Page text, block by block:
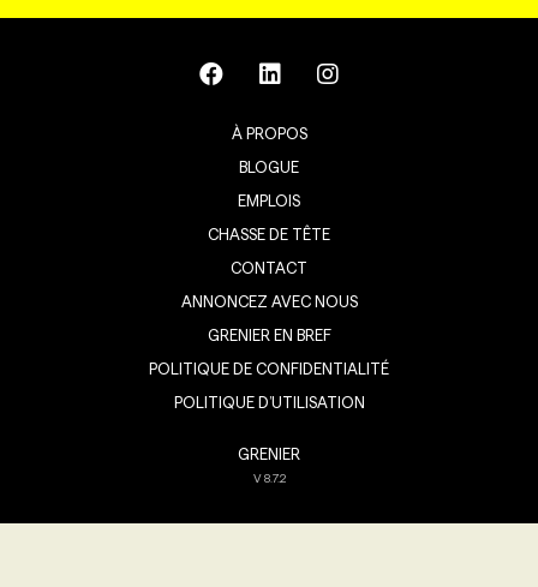
À PROPOS
BLOGUE
EMPLOIS
CHASSE DE TÊTE
CONTACT
ANNONCEZ AVEC NOUS
GRENIER EN BREF
POLITIQUE DE CONFIDENTIALITÉ
POLITIQUE D’UTILISATION
GRENIER
V8.7.2